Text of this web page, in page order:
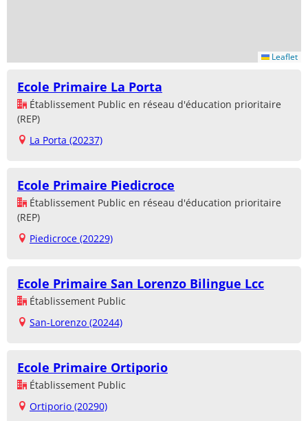
Leaflet
Ecole Primaire La Porta
Établissement Public en réseau d'éducation prioritaire
(REP)
La Porta (20237)
Ecole Primaire Piedicroce
Établissement Public en réseau d'éducation prioritaire
(REP)
Piedicroce (20229)
Ecole Primaire San Lorenzo Bilingue Lcc
Établissement Public
San-Lorenzo (20244)
Ecole Primaire Ortiporio
Établissement Public
Ortiporio (20290)